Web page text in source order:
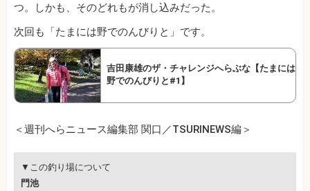
つ。しかも、そのどれもが消し込みだった。
次回も「たまには野でのんびりと」です。
吉田康雄のザ・チャレンジへらぶな【たまには
野でのんびりと#1】
＜週刊へらニュース編集部 関口／TSURINEWS編＞
▼この釣り場について
門池